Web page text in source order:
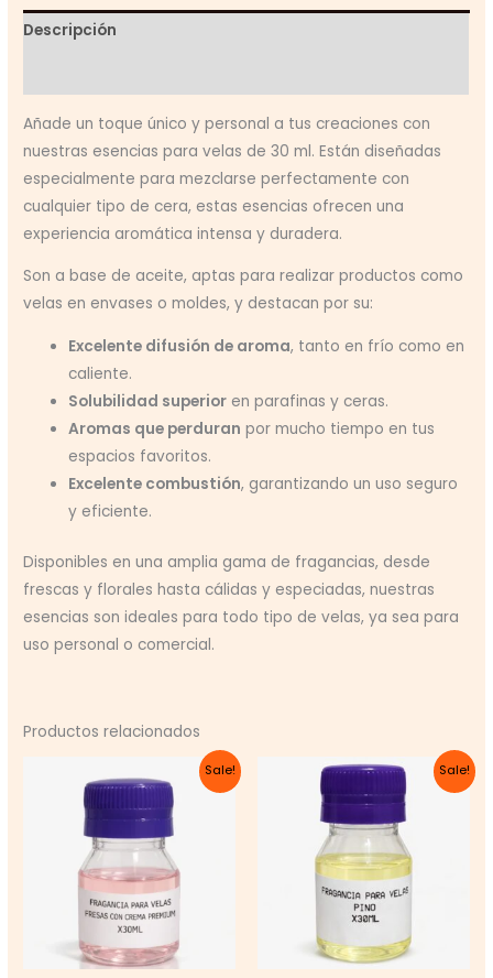
cantidad
Descripción
Añade un toque único y personal a tus creaciones con
nuestras esencias para velas de 30 ml. Están diseñadas
especialmente para mezclarse perfectamente con
cualquier tipo de cera, estas esencias ofrecen una
experiencia aromática intensa y duradera.
Son a base de aceite, aptas para realizar productos como
velas en envases o moldes, y destacan por su:
Excelente difusión de aroma, tanto en frío como en
caliente.
Solubilidad superior en parafinas y ceras.
Aromas que perduran por mucho tiempo en tus
espacios favoritos.
Excelente combustión, garantizando un uso seguro
y eficiente.
Disponibles en una amplia gama de fragancias, desde
frescas y florales hasta cálidas y especiadas, nuestras
esencias son ideales para todo tipo de velas, ya sea para
uso personal o comercial.
Productos relacionados
Sale! Sale!